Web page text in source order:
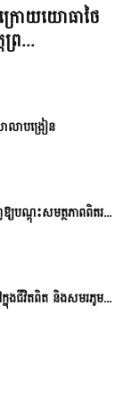
រោយយោធាថៃ
រ...
លាបង្រៀន
បណ្តុះសមត្ថភាពពិតរ...
ងជីវិតពិត និងសមរភូម...